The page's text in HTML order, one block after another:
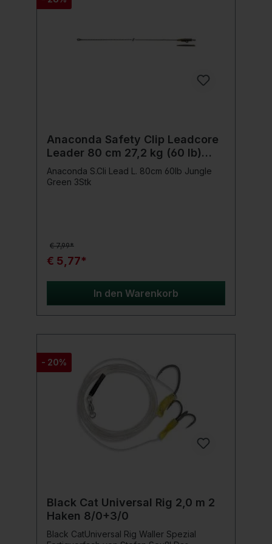
sicher gestalten möchten. Ideal für den
diskrete Präsentation des
Köders.Lieferumfang10 Fox Edges Naturals
Anaconda Safety Clip Leadcore
Leader 80 cm 27,2 kg (60 lb)
Jungle Green 3 Stück
Anaconda S.Cli Lead L. 80cm 60lb Jungle
Green 3Stk
€ 7,99*
€ 5,77*
In den Warenkorb
- 20%
Black Cat Universal Rig 2,0 m 2
Haken 8/0+3/0
Black CatUniversal Rig Waller Spezial